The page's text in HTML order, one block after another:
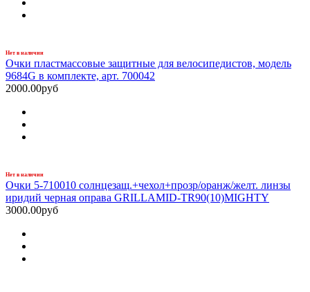
Нет в наличии
Очки пластмассовые защитные для велосипедистов, модель
9684G в комплекте, арт. 700042
2000.00руб
Нет в наличии
Очки 5-710010 солнцезащ.+чехол+прозр/оранж/желт. линзы
иридий черная оправа GRILLAMID-TR90(10)MIGHTY
3000.00руб